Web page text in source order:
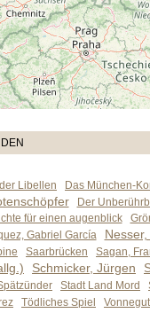
Libellen Das München-
Der
für einen augenblick
Gabriel García
Saarbrücken
Sagan,
Schmicker, Jürgen
Stadt Land Mord
Tödliches Spiel